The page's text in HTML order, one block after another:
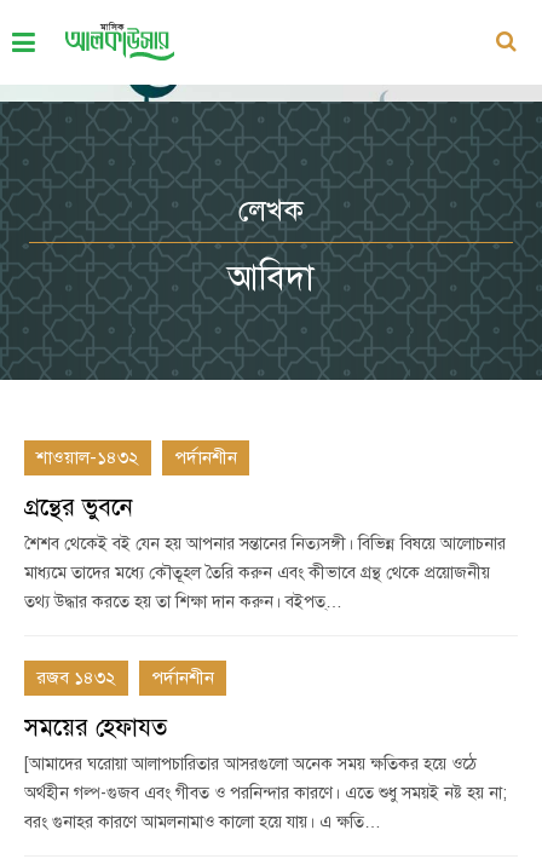
লেখক
আবিদা
শাওয়াল-১৪৩২ পর্দানশীন
গ্রন্থের ভুবনে
শৈশব থেকেই বই যেন হয় আপনার সন্তানের নিত্যসঙ্গী। বিভিন্ন বিষয়ে আলোচনার
মাধ্যমে তাদের মধ্যে কৌতূহল তৈরি করুন এবং কীভাবে গ্রন্থ থেকে প্রয়োজনীয়
তথ্য উদ্ধার করতে হয় তা শিক্ষা দান করুন। বইপত্…
রজব ১৪৩২ পর্দানশীন
সময়ের হেফাযত
[আমাদের ঘরোয়া আলাপচারিতার আসরগুলো অনেক সময় ক্ষতিকর হয়ে ওঠে
অর্থহীন গল্প-গুজব এবং গীবত ও পরনিন্দার কারণে। এতে শুধু সময়ই নষ্ট হয় না;
বরং গুনাহর কারণে আমলনামাও কালো হয়ে যায়। এ ক্ষতি…